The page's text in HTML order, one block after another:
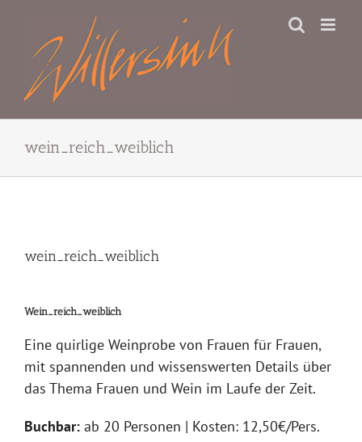
springen
wein_reich_weiblich
grösseres
wein_reich_weiblich
Wein_reich_weiblich
Eine quirlige Weinprobe von Frauen für Frauen,
mit spannenden und wissenswerten Details über
das Thema Frauen und Wein im Laufe der Zeit.
Buchbar: ab 20 Personen | Kosten: 12,50€/Pers.